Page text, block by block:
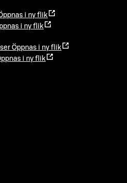
i ny flik
i ny flik
Öppnas i ny flik
i ny flik